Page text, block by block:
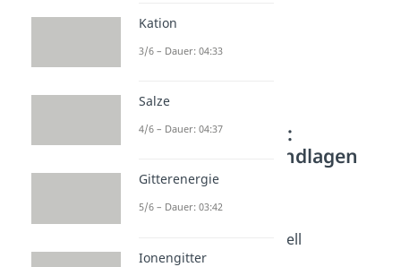
Weitere Inhalte:
Chemische Grundlagen
Bindungsmodelle
Atommodell
Bohrsches Atommodell
Dauer: 05:11
Kation
3/6 – Dauer: 04:33
Salze
4/6 – Dauer: 04:37
Gitterenergie
5/6 – Dauer: 03:42
Ionengitter